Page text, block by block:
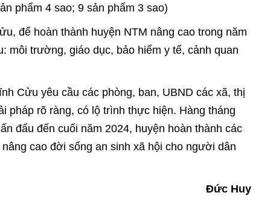
phẩm 4 sao; 9 sản phẩm 3 sao)
để hoàn thành huyện NTM nâng cao trong năm
môi trường, giáo dục, bảo hiểm y tế, cảnh quan
Cửu yêu cầu các phòng, ban, UBND các xã, thị
pháp rõ ràng, có lộ trình thực hiện. Hàng tháng
đấu đến cuối năm 2024, huyện hoàn thành các
cao đời sống an sinh xã hội cho người dân
Đức Huy